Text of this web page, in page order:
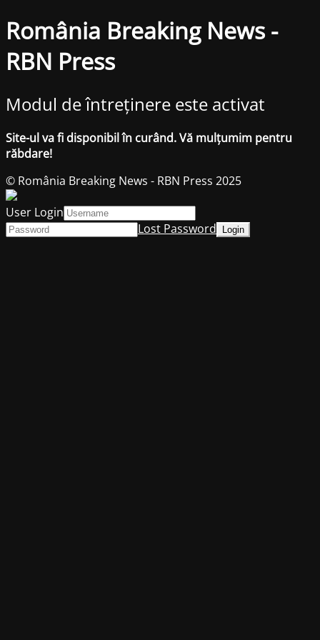
România Breaking News -
RBN Press
Modul de întreținere este activat
Site-ul va fi disponibil în curând. Vă mulțumim pentru
răbdare!
© România Breaking News - RBN Press 2025
User Login
Lost Password